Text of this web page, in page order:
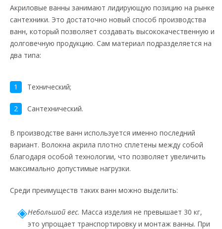
Акриловые ванны занимают лидирующую позицию на рынке
сантехники. Это достаточно новый способ производства
ванн, который позволяет создавать высококачественную и
долговечную продукцию. Сам материал подразделяется на
два типа:
Технический;
Сантехнический.
В производстве ванн используется именно последний
вариант. Волокна акрила плотно сплетены между собой
благодаря особой технологии, что позволяет увеличить
максимально допустимые нагрузки.
Среди преимуществ таких ванн можно выделить:
Небольшой вес. Масса изделия не превышает 30 кг,
это упрощает транспортировку и монтаж ванны. При